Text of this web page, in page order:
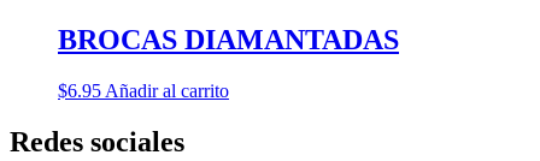
BROCAS DIAMANTADAS
$6.95 Añadir al carrito
Redes sociales